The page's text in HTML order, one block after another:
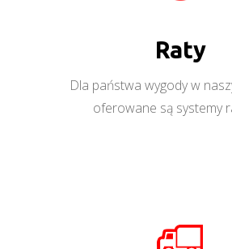
Raty
Dla państwa wygody w
oferowane są systemy